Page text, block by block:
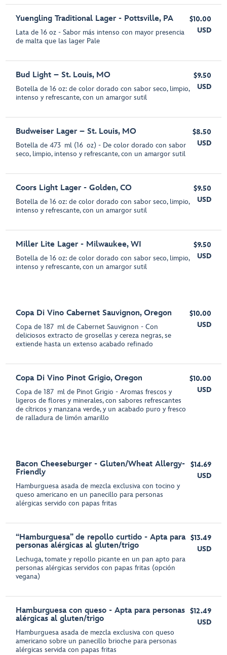
Yuengling Traditional Lager - Pottsville, PA
Lata de 16 oz - Sabor más intenso con mayor presencia
de malta que las lager Pale
$10.00
USD
Bud Light – St. Louis, MO
Botella de 16 oz: de color dorado con sabor seco, limpio,
intenso y refrescante, con un amargor sutil
$9.50
USD
Budweiser Lager – St. Louis, MO
Botella de 473 ml (16 oz) - De color dorado con sabor
seco, limpio, intenso y refrescante, con un amargor sutil
$8.50
USD
Coors Light Lager - Golden, CO
Botella de 16 oz: de color dorado con sabor seco, limpio,
intenso y refrescante, con un amargor sutil
$9.50
USD
Miller Lite Lager - Milwaukee, WI
Botella de 16 oz: de color dorado con sabor seco, limpio,
intenso y refrescante, con un amargor sutil
$9.50
USD
Copa Di Vino Cabernet Sauvignon, Oregon
Copa de 187 ml de Cabernet Sauvignon - Con
deliciosos extracto de grosellas y cereza negras, se
extiende hasta un extenso acabado refinado
$10.00
USD
Copa Di Vino Pinot Grigio, Oregon
Copa de 187 ml de Pinot Grigio - Aromas frescos y
ligeros de flores y minerales, con sabores refrescantes
de cítricos y manzana verde, y un acabado puro y fresco
de ralladura de limón amarillo
$10.00
USD
Bacon Cheeseburger - Gluten/Wheat Allergy-
Friendly
Hamburguesa asada de mezcla exclusiva con tocino y
queso americano en un panecillo para personas
alérgicas servido con papas fritas
$14.69
USD
“Hamburguesa” de repollo curtido - Apta para
personas alérgicas al gluten/trigo
Lechuga, tomate y repollo picante en un pan apto para
personas alérgicas servidos con papas fritas (opción
vegana)
$13.49
USD
Hamburguesa con queso - Apta para personas
alérgicas al gluten/trigo
Hamburguesa asada de mezcla exclusiva con queso
americano sobre un panecillo brioche para personas
alérgicas servida con papas fritas
$12.49
USD